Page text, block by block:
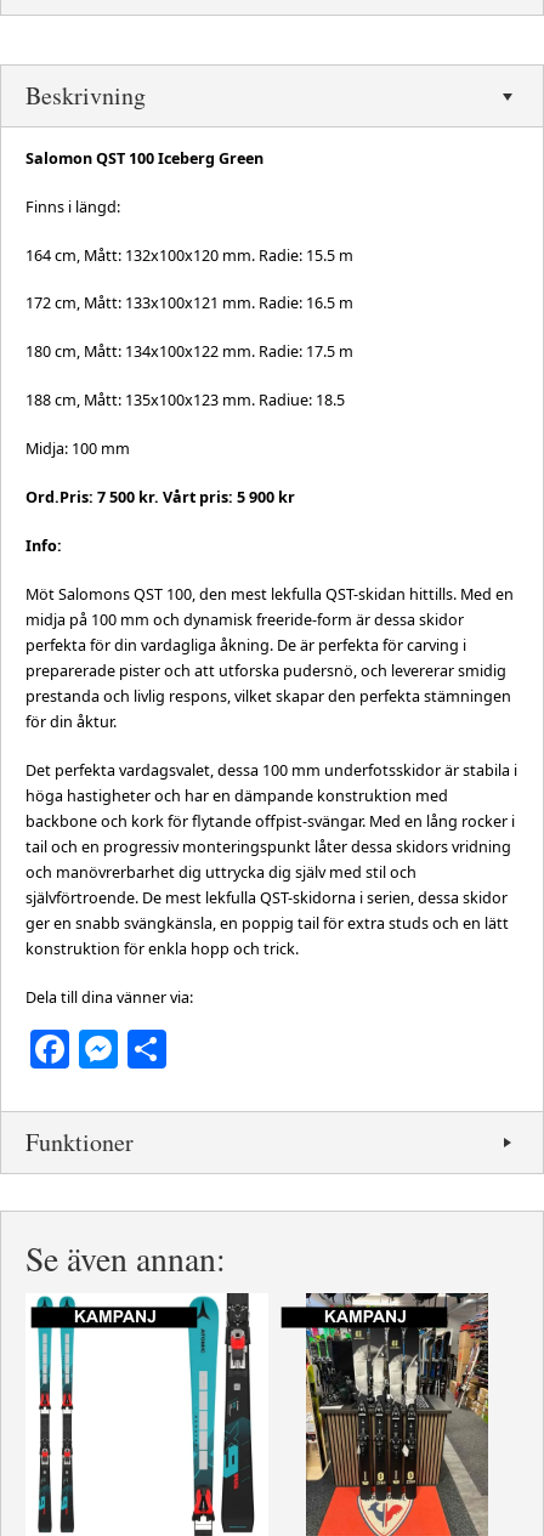
Beskrivning
Salomon QST 100 Iceberg Green
Finns i längd:
164 cm, Mått: 132x100x120 mm. Radie: 15.5 m
172 cm, Mått: 133x100x121 mm. Radie: 16.5 m
180 cm, Mått: 134x100x122 mm. Radie: 17.5 m
188 cm, Mått: 135x100x123 mm. Radiue: 18.5
Midja: 100 mm
Ord.Pris: 7 500 kr. Vårt pris: 5 900 kr
Info:
Möt Salomons QST 100, den mest lekfulla QST-skidan hittills. Med en
midja på 100 mm och dynamisk freeride-form är dessa skidor
perfekta för din vardagliga åkning. De är perfekta för carving i
preparerade pister och att utforska pudersnö, och levererar smidig
prestanda och livlig respons, vilket skapar den perfekta stämningen
för din åktur.
Det perfekta vardagsvalet, dessa 100 mm underfotsskidor är stabila i
höga hastigheter och har en dämpande konstruktion med
backbone och kork för flytande offpist-svängar. Med en lång rocker i
tail och en progressiv monteringspunkt låter dessa skidors vridning
och manövrerbarhet dig uttrycka dig själv med stil och
självförtroende. De mest lekfulla QST-skidorna i serien, dessa skidor
ger en snabb svängkänsla, en poppig tail för extra studs och en lätt
konstruktion för enkla hopp och trick.
Dela till dina vänner via:
Facebook
Messenger
Funktioner
Se även annan: